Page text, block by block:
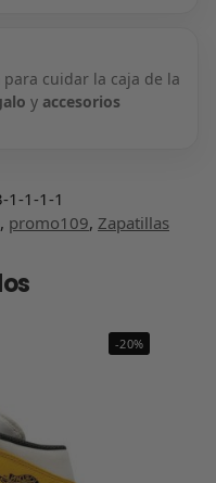
para cuidar la caja de la
y accesorios
1-1-1-1
, promo109, Zapatillas
-20%